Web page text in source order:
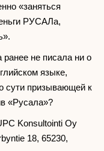
«заняться
РУСАЛа,
ранее не писала ни о
языке,
сути призывающей к
«Русала»?
Konsultointi Oy
18, 65230,